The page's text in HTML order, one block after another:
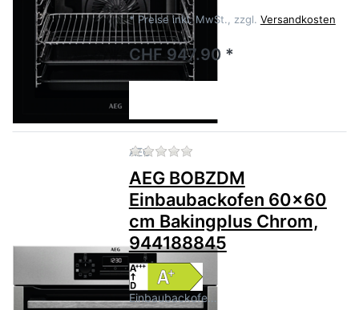
* Preise inkl. MwSt., zzgl. Versandkosten
CHF 947.90 *
AEG Zu diesem Produkt liegen
AEG BOBZDM
Einbaubackofen 60x60
cm Bakingplus Chrom,
944188845
Einbaubackofe…